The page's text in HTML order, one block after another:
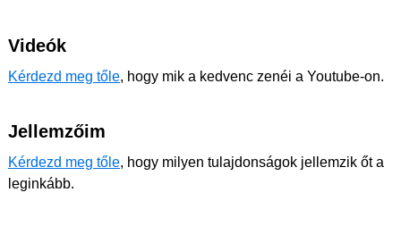
Videók
Kérdezd meg tőle, hogy mik a kedvenc zenéi a Youtube-on.
Jellemzőim
Kérdezd meg tőle, hogy milyen tulajdonságok jellemzik őt a
leginkább.